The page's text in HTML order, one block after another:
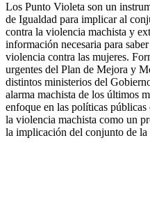
Los Punto Violeta son un
de Igualdad para implicar al
contra la violencia machista y
información necesaria para
violencia contra las mujeres.
urgentes del Plan de Mejora y
distintos ministerios del
alarma machista de los últimos
enfoque en las políticas
la violencia machista como un
la implicación del conjunto de la